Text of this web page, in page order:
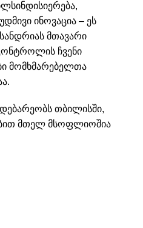
ინოვაცია – ეს
მთავარი
ჩვენი
მომხმარებელთა
თბილისში,
მთელ მსოფლიოშია